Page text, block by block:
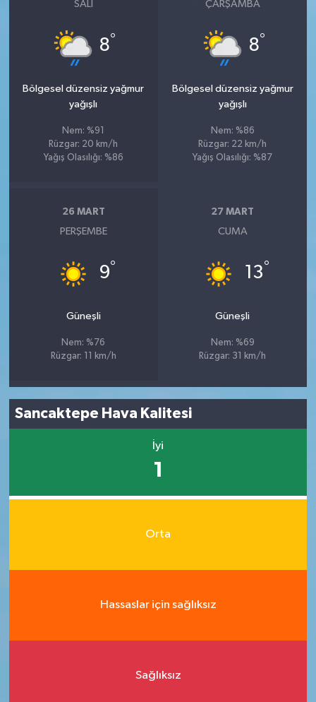
SALI
8°
Bölgesel düzensiz yağmur
yağışlı
Nem: %91
Rüzgar: 20 km/h
Yağış Olasılığı: %86
ÇARŞAMBA
8°
Bölgesel düzensiz yağmur
yağışlı
Nem: %86
Rüzgar: 22 km/h
Yağış Olasılığı: %87
26 MART
PERŞEMBE
9°
Güneşli
Nem: %76
Rüzgar: 11 km/h
27 MART
CUMA
13°
Güneşli
Nem: %69
Rüzgar: 31 km/h
Sancaktepe Hava Kalitesi
İyi
1
Orta
Hassaslar için sağlıksız
Sağlıksız